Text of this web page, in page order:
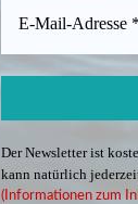
Der Newsletter ist
kann natürlich
(Informationen zum